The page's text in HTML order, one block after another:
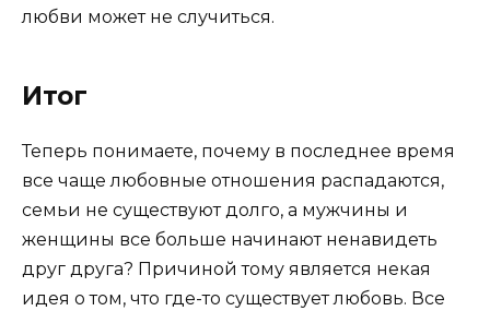
любви может не случиться.
Итог
Теперь понимаете, почему в последнее время
все чаще любовные отношения распадаются,
семьи не существуют долго, а мужчины и
женщины все больше начинают ненавидеть
друг друга? Причиной тому является некая
идея о том, что где-то существует любовь. Все